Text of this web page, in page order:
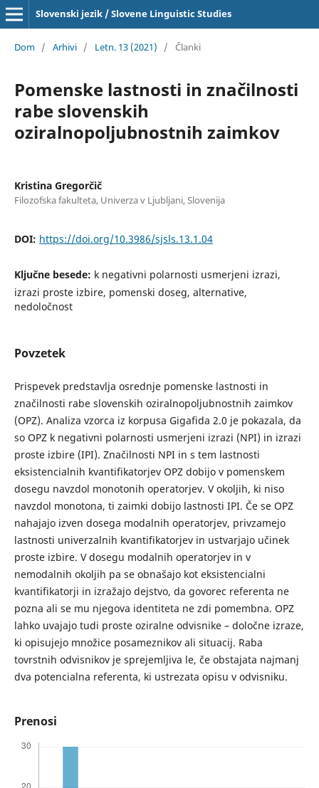
Slovenski jezik / Slovene Linguistic Studies
Dom / Arhivi / Letn. 13 (2021) / Članki
Pomenske lastnosti in značilnosti
rabe slovenskih
oziralnopoljubnostnih zaimkov
Kristina Gregorčič
Filozofska fakulteta, Univerza v Ljubljani, Slovenija
DOI: https://doi.org/10.3986/sjsls.13.1.04
Ključne besede: k negativni polarnosti usmerjeni izrazi,
izrazi proste izbire, pomenski doseg, alternative,
nedoločnost
Povzetek
Prispevek predstavlja osrednje pomenske lastnosti in
značilnosti rabe slovenskih oziralnopoljubnostnih zaimkov
(OPZ). Analiza vzorca iz korpusa Gigafida 2.0 je pokazala, da
so OPZ k negativni polarnosti usmerjeni izrazi (NPI) in izrazi
proste izbire (IPI). Značilnosti NPI in s tem lastnosti
eksistencialnih kvantifikatorjev OPZ dobijo v pomenskem
dosegu navzdol monotonih operatorjev. V okoljih, ki niso
navzdol monotona, ti zaimki dobijo lastnosti IPI. Če se OPZ
nahajajo izven dosega modalnih operatorjev, privzamejo
lastnosti univerzalnih kvantifikatorjev in ustvarjajo učinek
proste izbire. V dosegu modalnih operatorjev in v
nemodalnih okoljih pa se obnašajo kot eksistencialni
kvantifikatorji in izražajo dejstvo, da govorec referenta ne
pozna ali se mu njegova identiteta ne zdi pomembna. OPZ
lahko uvajajo tudi proste oziralne odvisnike – določne izraze,
ki opisujejo množice posameznikov ali situacij. Raba
tovrstnih odvisnikov je sprejemljiva le, če obstajata najmanj
dva potencialna referenta, ki ustrezata opisu v odvisniku.
Prenosi